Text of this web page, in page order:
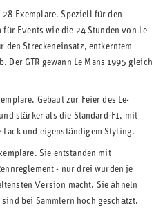
28 Exemplare. Speziell für den
für Events wie die 24 Stunden von Le
den Streckeneinsatz, entkerntem
Der GTR gewann Le Mans 1995 gleich
Gebaut zur Feier des Le-
stärker als die Standard-F1, mit
Lack und eigenständigem Styling.
Sie entstanden mit
- nur drei wurden je
Version macht. Sie ähneln
bei Sammlern hoch geschätzt.